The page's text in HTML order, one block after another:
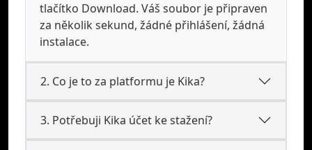
tlačítko Download. Váš soubor je připraven
za několik sekund, žádné přihlášení, žádná
instalace.
2. Co je to za platformu je Kika?
3. Potřebuji Kika účet ke stažení?